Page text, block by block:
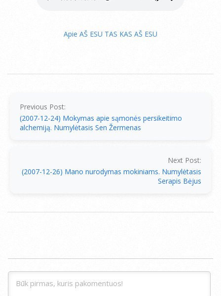
Apie AŠ ESU TAS KAS AŠ ESU
Previous Post:
(2007-12-24) Mokymas apie sąmonės persikeitimo
alchemiją. Numylėtasis Sen Žermenas
Next Post:
(2007-12-26) Mano nurodymas mokiniams. Numylėtasis
Serapis Bėjus